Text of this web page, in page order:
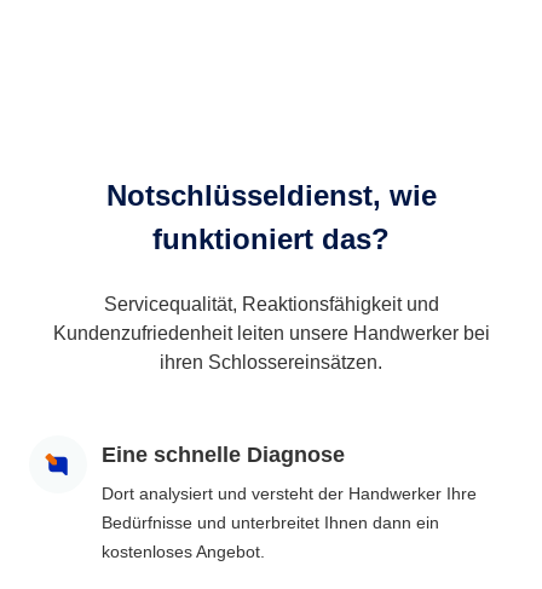
Notschlüsseldienst, wie
funktioniert das?
Servicequalität, Reaktionsfähigkeit und
Kundenzufriedenheit leiten unsere Handwerker bei
ihren Schlossereinsätzen.
Eine schnelle Diagnose
Dort analysiert und versteht der Handwerker Ihre
Bedürfnisse und unterbreitet Ihnen dann ein
kostenloses Angebot.